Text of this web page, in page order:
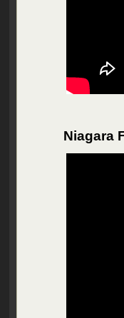
Niagara